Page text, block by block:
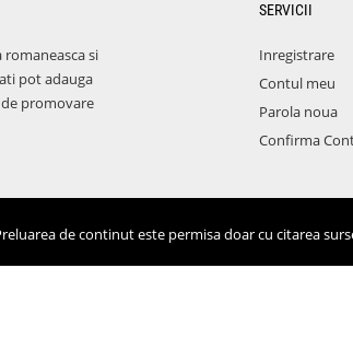
si
pot adauga
promovare
SERVICII
Inregistrare
Contul meu
Parola noua
Confirma
de continut este permisa doar cu citarea